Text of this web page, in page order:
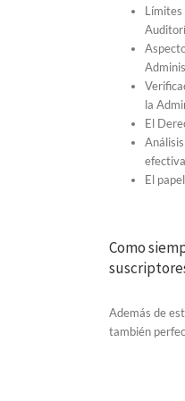
Límites
la
El
El
Como
Además de
también